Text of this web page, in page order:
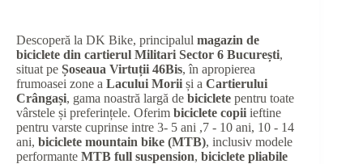
Descoperă la DK Bike, principalul magazin de
biciclete din cartierul Militari Sector 6 București,
situat pe Șoseaua Virtuții 46Bis, în apropierea
frumoasei zone a Lacului Morii și a Cartierului
Crângași, gama noastră largă de biciclete pentru toate
vârstele și preferințele. Oferim biciclete copii ieftine
pentru varste cuprinse intre 3- 5 ani ,7 - 10 ani, 10 - 14
ani, biciclete mountain bike (MTB), inclusiv modele
performante MTB full suspension, biciclete pliabile